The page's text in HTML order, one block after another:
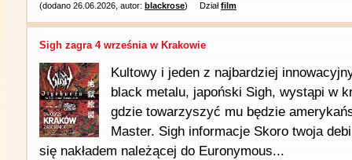
(dodano 26.06.2026, autor: blackrose) Działfilm
Sigh zagra 4 września w Krakowie
Kultowy i jeden z najbardziej
black metalu, japoński Sigh, wystąpi w
gdzie towarzyszyć mu będzie
Master. Sigh informacje Skoro twoja
się nakładem należącej do Euronymous...